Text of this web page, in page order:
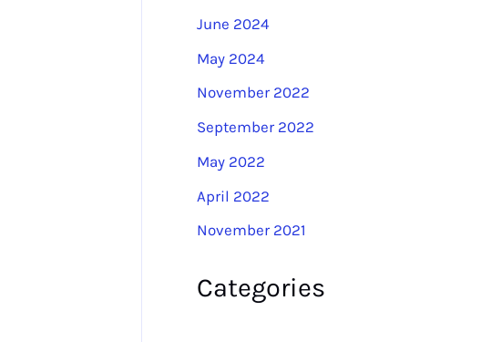
June 2024
May 2024
November 2022
September 2022
May 2022
April 2022
November 2021
Categories